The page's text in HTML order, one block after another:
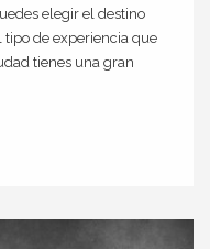
elegir el destino
tipo de experiencia que
tienes una gran